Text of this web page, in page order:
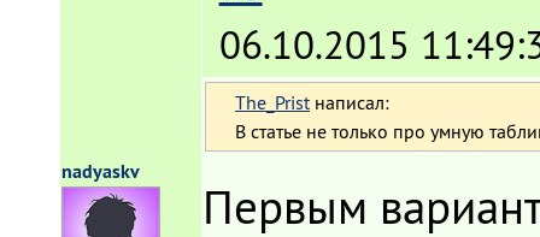
nadyaskv
06.10.2015
The_Prist написал:
В статье не только про умную
Первым